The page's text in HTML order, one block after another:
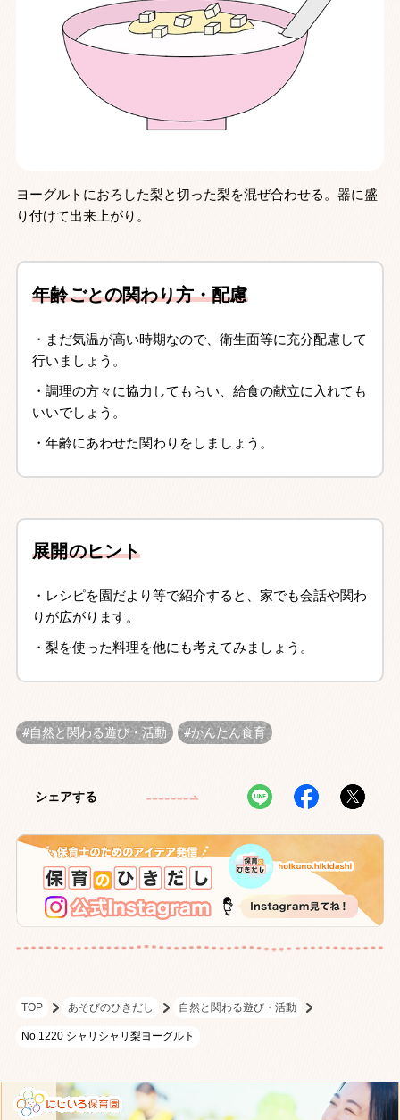
ヨーグルトにおろした梨と切った梨を混ぜ合わせる。器に盛
り付けて出来上がり。
年齢ごとの関わり方・配慮
・まだ気温が高い時期なので、衛生面等に充分配慮して
行いましょう。
・調理の方々に協力してもらい、給食の献立に入れても
いいでしょう。
・年齢にあわせた関わりをしましょう。
展開のヒント
・レシピを園だより等で紹介すると、家でも会話や関わ
りが広がります。
・梨を使った料理を他にも考えてみましょう。
自然と関わる遊び・活動 かんたん食育
シェアする
TOP あそびのひきだし 自然と関わる遊び・活動
No.1220 シャリシャリ梨ヨーグルト